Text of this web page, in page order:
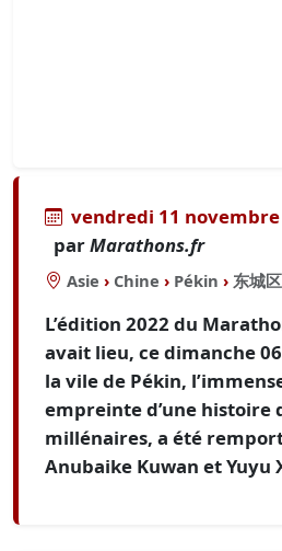
vendredi 11 novembre
parMarathons.fr
Asie › Chine › Pékin › 东城区
L’édition 2022 du
avait lieu, ce dimanche
la vile de Pékin,
empreinte d’une histoire
millénaires, a été
Anubaike Kuwan et Yuyu